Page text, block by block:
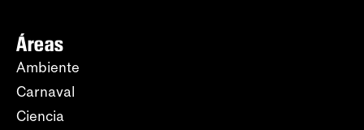
Áreas
Ambiente
Carnaval
Ciencia